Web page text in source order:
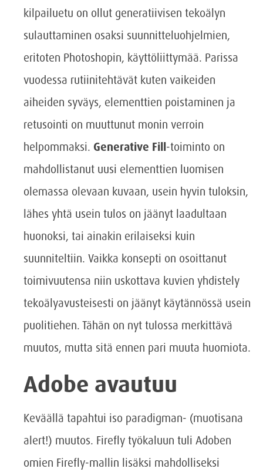
kilpailuetu on ollut generatiivisen tekoälyn
sulauttaminen osaksi suunnitteluohjelmien,
eritoten Photoshopin, käyttöliittymää. Parissa
vuodessa rutiinitehtävät kuten vaikeiden
aiheiden syväys, elementtien poistaminen ja
retusointi on muuttunut monin verroin
helpommaksi. Generative Fill-toiminto on
mahdollistanut uusi elementtien luomisen
olemassa olevaan kuvaan, usein hyvin tuloksin,
lähes yhtä usein tulos on jäänyt laadultaan
huonoksi, tai ainakin erilaiseksi kuin
suunniteltiin. Vaikka konsepti on osoittanut
toimivuutensa niin uskottava kuvien yhdistely
tekoälyavusteisesti on jäänyt käytännössä usein
puolitiehen. Tähän on nyt tulossa merkittävä
muutos, mutta sitä ennen pari muuta huomiota.
Adobe avautuu
Keväällä tapahtui iso paradigman- (muotisana
alert!) muutos. Firefly työkaluun tuli Adoben
omien Firefly-mallin lisäksi mahdolliseksi